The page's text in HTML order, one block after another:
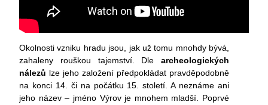
Okolnosti vzniku hradu jsou, jak už tomu mnohdy bývá,
zahaleny rouškou tajemství. Dle archeologických
nálezů lze jeho založení předpokládat pravděpodobně
na konci 14. či na počátku 15. století. A neznáme ani
jeho název – jméno Výrov je mnohem mladší. Poprvé